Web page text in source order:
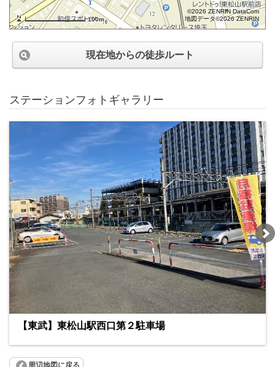
100m
©2026 ZENRIN DataCom
地図データ©2026 ZENRIN
現在地からの徒歩ルート
ステーションフォトギャラリー
【東武】東松山駅西口第２駐車場
周辺地図に戻る